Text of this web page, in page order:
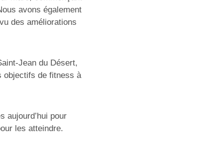
avons également
des améliorations
Jean du Désert,
objectifs de fitness à
aujourd’hui pour
les atteindre.